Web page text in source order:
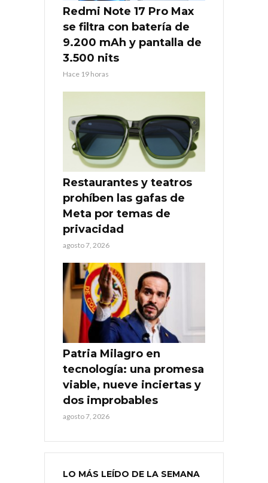
Redmi Note 17 Pro Max
se filtra con batería de
9.200 mAh y pantalla de
3.500 nits
Hace 19 horas
Restaurantes y teatros
prohíben las gafas de
Meta por temas de
privacidad
agosto 7, 2026
Patria Milagro en
tecnología: una promesa
viable, nueve inciertas y
dos improbables
agosto 7, 2026
LO MÁS LEÍDO DE LA SEMANA